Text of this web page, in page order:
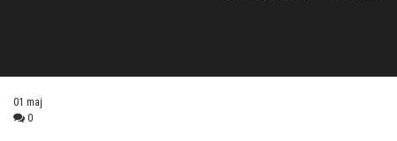
01 maj
0